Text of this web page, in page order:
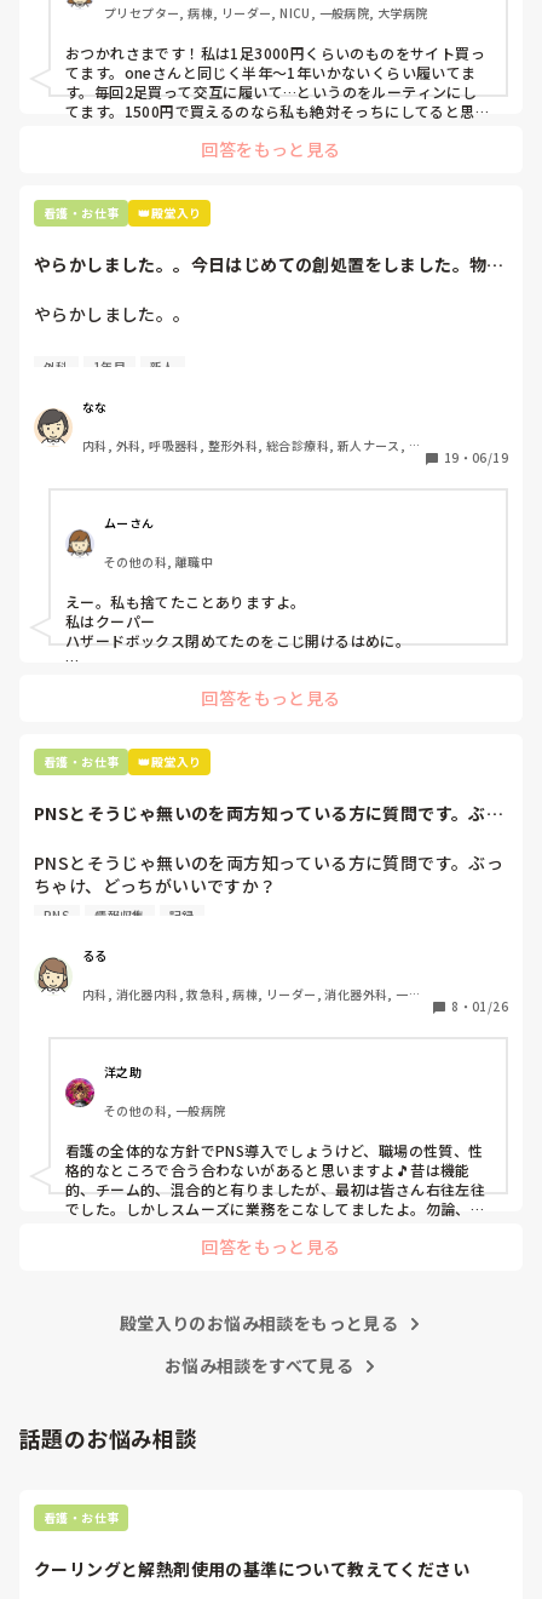
て言ってて、わたしの倍額は出せるのか！とびっくりしたの
で、世の皆さんはどうなのかなと…🤔
プリセプター, 病棟, リーダー, NICU, 一般病院, 大学病院
おつかれさまです！私は1足3000円くらいのものをサイト買っ
てます。oneさんと同じく半年〜1年いかないくらい履いてま
す。毎回2足買って交互に履いて…というのをルーティンにし
てます。1500円で買えるのなら私も絶対そっちにしてると思う
回答をもっと見る
看護・お仕事 👑殿堂入り
やらかしました。。今日はじめての創処置をしました。物品
やらかしました。。
今日はじめての創処置をしました。
ゴミと一緒に、ノリで鑷子達を捨てました。。
患者に使用した物品は使い捨て、という認識が頭の中にあっ
て…。
プリセプターに
「普通鑷子捨てる！？明らかに使い捨てて良いような安物じ
ゃないよね？」
「そんなミスした新人、あなたが初めてだよ」
と言われました。。
たしかに、よくよく考えてみれば
手術室で使った物品も全部滅菌して使いまわすし、
なんで頭回らなかったんだろう😭
市長さんは、
患者さんに迷惑かけたわけじゃないから大丈夫、
自分が情けなくて情けなくて😭
こんなバカな私をせめて笑い飛ばしてください笑
外科 1年目 新人
なな
内科, 外科, 呼吸器科, 整形外科, 総合診療科, 新人ナース, 脳
19 ・ 06/19
ムーさん
その他の科, 離職中
えー。私も捨てたことありますよ。
私はクーパー
ハザードボックス閉めてたのをこじ開けるはめに。
に出しちゃったり。(これは問題か💦)
回答をもっと見る
看護・お仕事 👑殿堂入り
PNSとそうじゃ無いのを両方知っている方に質問です。ぶっ
PNSとそうじゃ無いのを両方知っている方に質問です。ぶっ
ちゃけ、どっちがいいですか？
後、PNSを廃止しました。
私は、そのPNSを廃止した病棟からまだPNSをやっている病
棟に9月に異動してきました。
じざるを得ませんでした。
色々な病棟に入院したことのある患者さんも、「(私が異動
する前の病棟の方が)新人が患者から見てもよく動けてた
よ」と言っていました。
現病棟はPNSだけれども、結局は忙しくて、新人の面倒を見
てられず、清潔ケアや単純に点滴を繋げてくるなど、簡単な
仕事しか新人にさせていませんでした。PNSを廃止した病棟
では、イベントは必ずと言っていいほど新人に担当させて、
ることがどんどん増えていったと思っています。
朝の情報収集にも時間がかかり、結果、患者のことがわから
の意味があるのか疑問です。
やったことないの！？もう10ヶ月なんだから、未経験なこと
新人さんが可愛そう、と感じることもある反面、ペアの先輩
が何か処置をしているけど、ペアの新人はのんびり記録して
がいいんじゃないの？」と声をかけても、「記録終わってな
PNS 情報収集 記録
るる
内科, 消化器内科, 救急科, 病棟, リーダー, 消化器外科, 一般
8 ・ 01/26
洋之助
その他の科, 一般病院
看護の全体的な方針でPNS導入でしょうけど、職場の性質、性
格的なところで合う合わないがあると思いますよ🎵昔は機能
的、チーム的、混合的と有りましたが、最初は皆さん右往左往
でした。しかしスムーズに業務をこなしてましたよ。勿論、指
と意見交換を行うべきと思いますよ🎵それに人手が足りないの
の向き合い方になると思いますよ🎵僕は昔の人間なので、昔は
いと思います。昔は患者様、スタッフ全員に目を配れる人が沢
るなら実施してみてはどうでしょうか⁉️そういう事と思います
回答をもっと見る
殿堂入りのお悩み相談をもっと見る
お悩み相談をすべて見る
話題のお悩み相談
看護・お仕事
クーリングと解熱剤使用の基準について教えてください